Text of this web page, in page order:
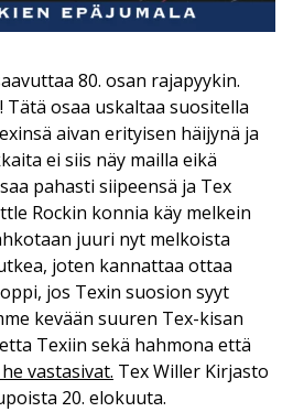
80. osan rajapyykin.
Tätä osaa uskaltaa suositella
aivan erityisen häijynä ja
ei siis näy mailla eikä
pahasti siipeensä ja Tex
Rockin konnia käy melkein
juuri nyt melkoista
joten kannattaa ottaa
jos Texin suosion syyt
kevään suuren Tex-kisan
Texiin sekä hahmona että
vastasivat. Tex Willer Kirjasto
20. elokuuta.